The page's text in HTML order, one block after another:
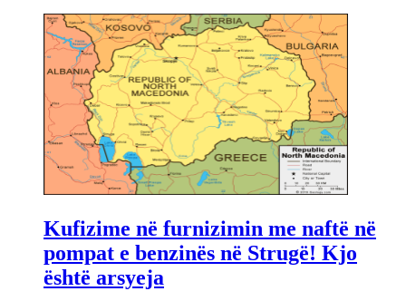
Kufizime në furnizimin me naftë në
pompat e benzinës në Strugë! Kjo
është arsyeja